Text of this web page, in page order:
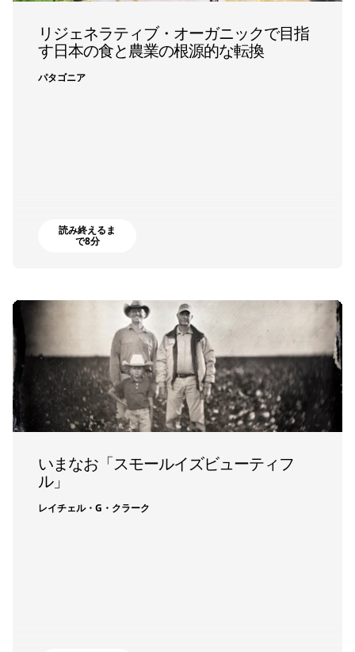
リジェネラティブ・オーガニックで目指
す日本の食と農業の根源的な転換
パタゴニア
読み終えるま
で8分
いまなお「スモールイズビューティフ
ル」
レイチェル・G・クラーク